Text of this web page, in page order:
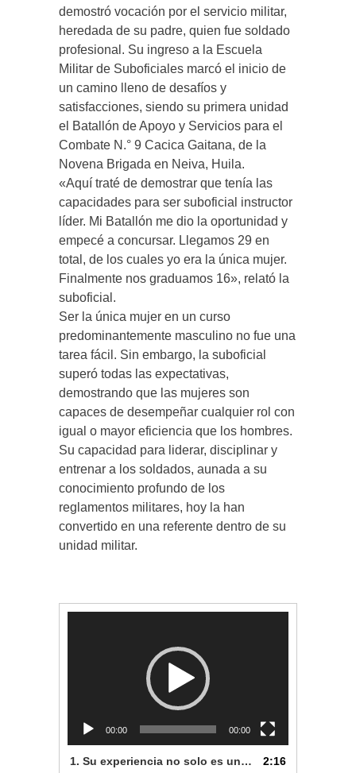
demostró vocación por el servicio militar,
heredada de su padre, quien fue soldado
profesional. Su ingreso a la Escuela
Militar de Suboficiales marcó el inicio de
un camino lleno de desafíos y
satisfacciones, siendo su primera unidad
el Batallón de Apoyo y Servicios para el
Combate N.° 9 Cacica Gaitana, de la
Novena Brigada en Neiva, Huila.
«Aquí traté de demostrar que tenía las
capacidades para ser suboficial instructor
líder. Mi Batallón me dio la oportunidad y
empecé a concursar. Llegamos 29 en
total, de los cuales yo era la única mujer.
Finalmente nos graduamos 16», relató la
suboficial.
Ser la única mujer en un curso
predominantemente masculino no fue una
tarea fácil. Sin embargo, la suboficial
superó todas las expectativas,
demostrando que las mujeres son
capaces de desempeñar cualquier rol con
igual o mayor eficiencia que los hombres.
Su capacidad para liderar, disciplinar y
entrenar a los soldados, aunada a su
conocimiento profundo de los
reglamentos militares, hoy la han
convertido en una referente dentro de su
unidad militar.
00:00 00:00
1. Su experiencia no solo es un hito personal, sino un ejemplo inspirador para las futuras generaciones de mujeres en el Ejército Nacional. 2:16